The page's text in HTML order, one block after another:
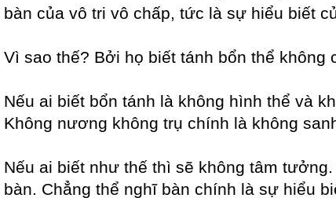
bàn của vô tri vô chấp, tức là sự hiểu biết
Vì sao thế? Bởi họ biết tánh bổn thể
Nếu ai biết bổn tánh là không hình thể và
Không nương không trụ chính là không
Nếu ai biết như thế thì sẽ không tâm
bàn. Chẳng thể nghĩ bàn chính là sự hiểu